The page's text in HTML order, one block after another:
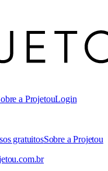
a ProjetouLogin
gratuitosSobre a Projetou